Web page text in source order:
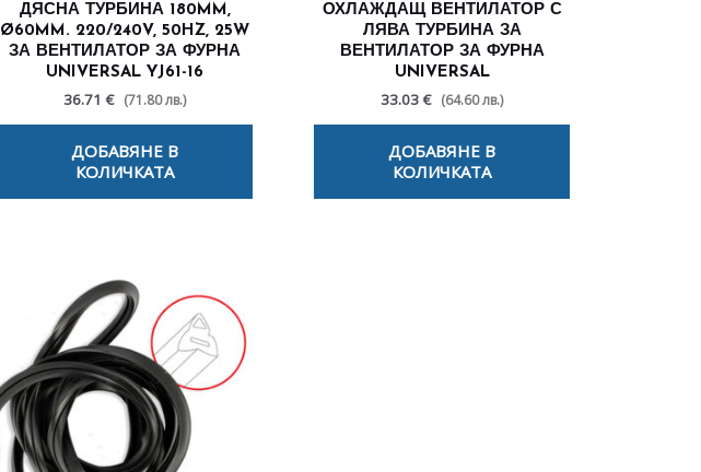
ДЯСНА ТУРБИНА 180MM,
Ø60MM. 220/240V, 50HZ, 25W
ЗА ВЕНТИЛАТОР ЗА ФУРНА
UNIVERSAL YJ61-16
36.71 € (71.80 лв.)
ДОБАВЯНЕ В
КОЛИЧКАТА
ОХЛАЖДАЩ ВЕНТИЛАТОР С
ЛЯВА ТУРБИНА ЗА
ВЕНТИЛАТОР ЗА ФУРНА
UNIVERSAL
33.03 € (64.60 лв.)
ДОБАВЯНЕ В
КОЛИЧКАТА